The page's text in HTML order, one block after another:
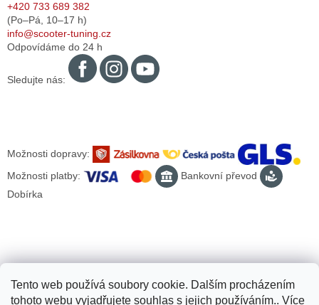
Tento web používá soubory cookie. Dalším procházením
tohoto webu vyjadřujete souhlas s jejich používáním.. Více
+420 733 689 382
(Po–Pá, 10–17 h)
info@scooter-tuning.cz
Odpovídáme do 24 h
Sledujte nás:
Možnosti dopravy:
Možnosti platby:
Bankovní převod
Dobírka